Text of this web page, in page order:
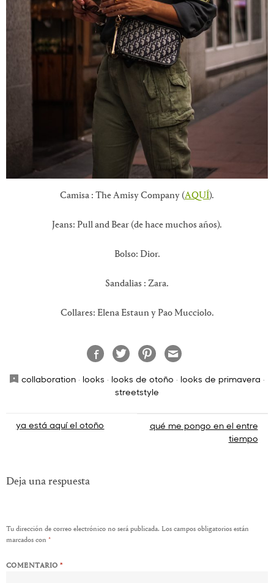
Camisa : The Amisy Company (AQUÍ).
Jeans: Pull and Bear (de hace muchos años).
Bolso: Dior.
Sandalias : Zara.
Collares: Elena Estaun y Pao Mucciolo.
collaboration · looks · looks de otoño · looks de primavera ·
streetstyle
Navegación
ya está aquí el otoño
qué me pongo en el entre
tiempo
Deja una respuesta
Tu dirección de correo electrónico no será publicada. Los campos obligatorios están
marcados con *
COMENTARIO*